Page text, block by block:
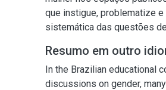
que instigue, problematize
sistemática das questões
Resumo em outro
In the Brazilian educational
discussions on gender,